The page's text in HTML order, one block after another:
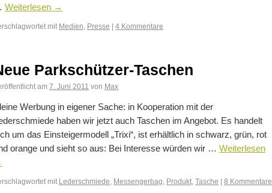
Weiterlesen →
mit Medien Presse | 4 Kommentare
Parkschützer-Taschen
am 7. Juni 2011 von Max
Werbung in eigener Sache: in Kooperation mit der
haben wir jetzt auch Taschen im Angebot. Es handelt
um das Einsteigermodell „Trixi“, ist erhältlich in schwarz, grün, rot
orange und sieht so aus: Bei Interesse würden wir … Weiterlesen
mit Lederschmiede Messengerbag Produkt Tasche | 8 Kommentare